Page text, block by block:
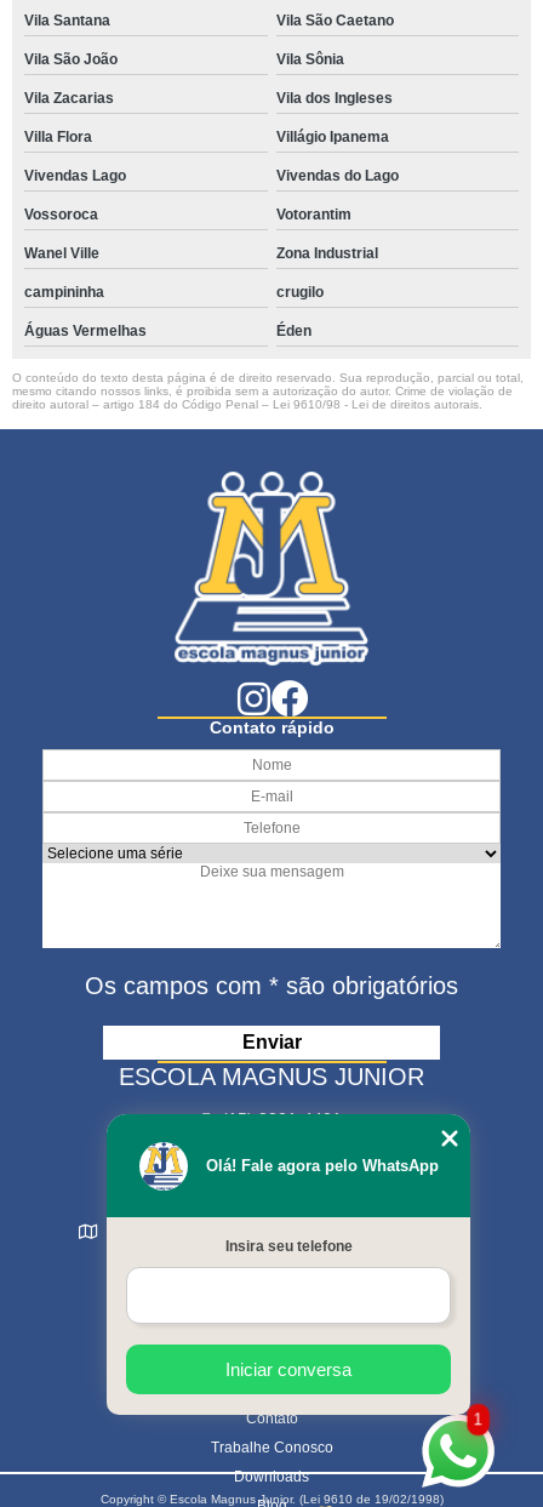
Vila Santana Vila São Caetano
Vila São João Vila Sônia
Vila Zacarias Vila dos Ingleses
Villa Flora Villágio Ipanema
Vivendas Lago Vivendas do Lago
Vossoroca Votorantim
Wanel Ville Zona Industrial
campininha crugilo
Águas Vermelhas Éden
O conteúdo do texto desta página é de direito reservado. Sua reprodução, parcial ou total,
mesmo citando nossos links, é proibida sem a autorização do autor. Crime de violação de
direito autoral – artigo 184 do Código Penal – Lei 9610/98 - Lei de direitos autorais
Contato rápido
Os campos com * são obrigatórios
ESCOLA MAGNUS JUNIOR
(15) 3321-4401
(15) 99630-9333
matriculas@escolamagnus.com.br
Sorocaba - SP - CEP: 18044-130
MENU
Cursos oferecidos
Contato
Trabalhe Conosco
Downloads
Copyright © Escola Magnus Junior. (Lei 9610 de 19/02/1998)
1
Olá! Fale agora pelo WhatsApp
Insira seu telefone
Iniciar conversa